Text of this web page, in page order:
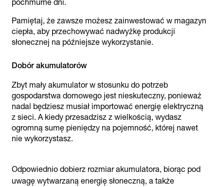
pochmurne dni.
Pamiętaj, że zawsze możesz zainwestować w magazyn
ciepła, aby przechowywać nadwyżkę produkcji
słonecznej na późniejsze wykorzystanie.
Dobór akumulatorów
Zbyt mały akumulator w stosunku do potrzeb
gospodarstwa domowego jest nieskuteczny, ponieważ
nadal będziesz musiał importować energię elektryczną
z sieci. A kiedy przesadzisz z wielkością, wydasz
ogromną sumę pieniędzy na pojemność, której nawet
nie wykorzystasz.
Odpowiednio dobierz rozmiar akumulatora, biorąc pod
uwagę wytwarzaną energię słoneczną, a także